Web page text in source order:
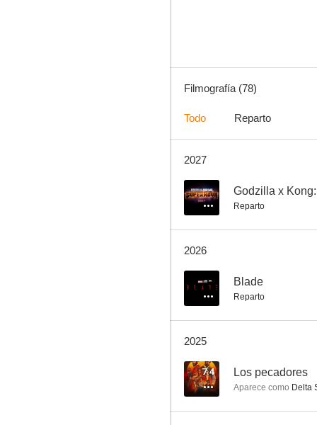
7.1
Filmografía (78)
Todo Reparto
2027
-- Godzilla x
Reparto
2026
-- Blade
Reparto
2025
7.4 Los pecadores
Aparece como Delta